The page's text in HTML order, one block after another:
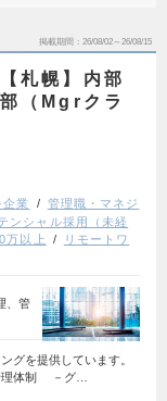
掲載期間 26/08/02～26/08/15
札幌】内部
（Mgrクラ
企業
管理職・マネジ
ンシャル採用（未経
万以上
リモートワ
、管
グを提供しています。
理体制 －グ…